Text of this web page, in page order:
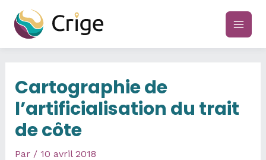
contenu
main
Cartographie de
l’artificialisation du trait
de côte
Par / 10 avril 2018